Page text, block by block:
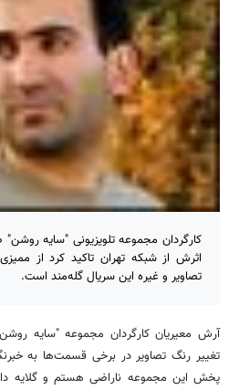
کارگردان مجموعه تلویزیونی "سایه
اثرش از شبکه تهران تاکید کرد از
تصاویر و غیره این سریال گله‌مند است.
آرش معیریان کارگردان مجموعه "سایه
تغییر رنگ تصاویر در برخی قسمت‌ها به
پخش این مجموعه ناراضی هستم و گلایه